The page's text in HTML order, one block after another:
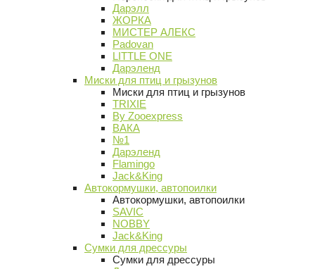
Дарэлл
ЖОРКА
МИСТЕР АЛЕКС
Padovan
LITTLE ONE
Дарэленд
Миски для птиц и грызунов
Миски для птиц и грызунов
TRIXIE
By Zooexpress
ВАКА
№1
Дарэленд
Flamingo
Jack&King
Автокормушки, автопоилки
Автокормушки, автопоилки
SAVIC
NOBBY
Jack&King
Сумки для дрессуры
Сумки для дрессуры